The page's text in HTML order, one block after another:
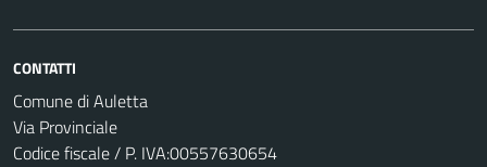
CONTATTI
Comune di Auletta
Via Provinciale
Codice fiscale / P. IVA:00557630654